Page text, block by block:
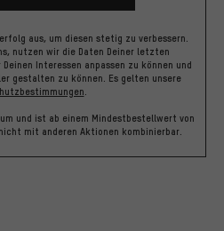
aus, um diesen stetig zu verbessern.
nutzen wir die Daten Deiner letzten
Interessen anpassen zu können und
gestalten zu können. Es gelten unsere
und ist ab einem Mindestbestellwert von
mit anderen Aktionen kombinierbar.